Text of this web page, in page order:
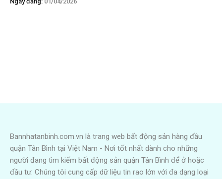
Bannhatanbinh.com.vn là trang web bất động sản hàng đầu
quận Tân Bình tại Việt Nam - Nơi tốt nhất dành cho những
người đang tìm kiếm bất động sản quận Tân Bình để ở hoặc
đầu tư. Chúng tôi cung cấp dữ liệu tin rao lớn với đa dạng loại